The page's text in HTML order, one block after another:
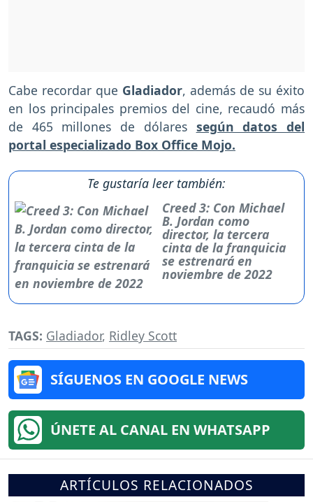
Cabe recordar que Gladiador, además de su éxito
en los principales premios del cine, recaudó más
de 465 millones de dólares según datos del
portal especializado Box Office Mojo.
Te gustaría leer también:
Creed 3: Con Michael
B. Jordan como
director, la tercera
cinta de la franquicia
se estrenará en
noviembre de 2022
TAGS: Gladiador, Ridley Scott
SÍGUENOS EN GOOGLE NEWS
ÚNETE AL CANAL EN WHATSAPP
ARTÍCULOS RELACIONADOS